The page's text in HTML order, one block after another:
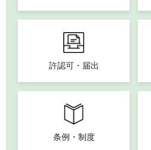
許認可・届出
条例・制度